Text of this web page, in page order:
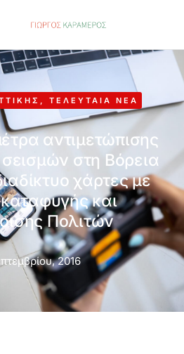
, ΤΕΛΕΥΤΑΊΑ ΝΈΑ
αντιμετώπισης
στη Βόρεια
χάρτες με
και
Πολιτών
2016